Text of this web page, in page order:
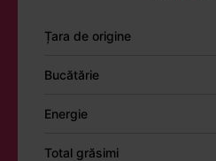
Țara de origine
Bucătărie
Energie
Total grăsimi